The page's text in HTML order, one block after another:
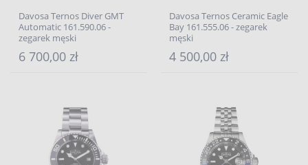
Davosa Ternos Diver GMT
Automatic 161.590.06 -
zegarek męski
6 700,00 zł
Davosa Ternos Ceramic Eagle
Bay 161.555.06 - zegarek
męski
4 500,00 zł